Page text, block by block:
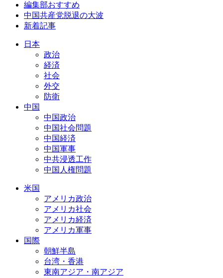
編集部おすすめ
中国共産党脱退の大波
新着記事
日本
政治
経済
社会
外交
防衛
中国
中国政治
中国社会問題
中国経済
中国軍事
中共浸透工作
中国人権問題
米国
アメリカ政治
アメリカ社会
アメリカ経済
アメリカ軍事
国際
朝鮮半島
台湾・香港
東南アジア・南アジア